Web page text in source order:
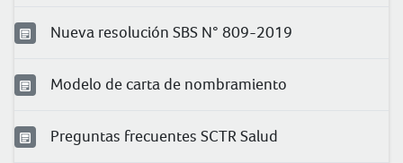
Nueva resolución SBS N° 809-2019
Modelo de carta de nombramiento
Preguntas frecuentes SCTR Salud